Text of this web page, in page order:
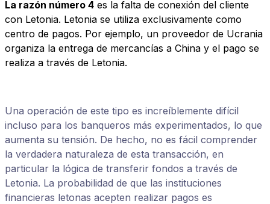
La razón número 4 es la falta de conexión del cliente
con Letonia. Letonia se utiliza exclusivamente como
centro de pagos. Por ejemplo, un proveedor de Ucrania
organiza la entrega de mercancías a China y el pago se
realiza a través de Letonia.
Una operación de este tipo es increíblemente difícil
incluso para los banqueros más experimentados, lo que
aumenta su tensión. De hecho, no es fácil comprender
la verdadera naturaleza de esta transacción, en
particular la lógica de transferir fondos a través de
Letonia. La probabilidad de que las instituciones
financieras letonas acepten realizar pagos es